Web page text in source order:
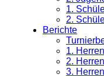
1.
2.
Berichte
1.
2.
3.